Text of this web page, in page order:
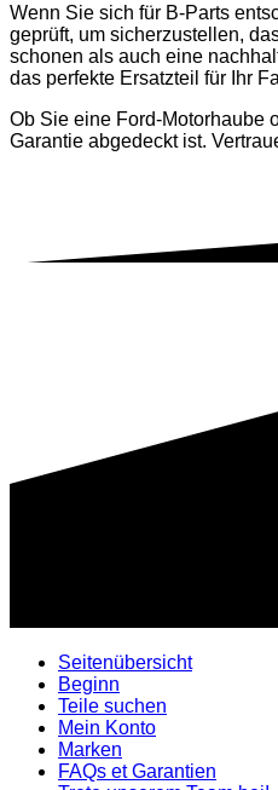
Wenn Sie sich für B-Parts
geprüft, um sicherzustellen,
schonen als auch eine
das perfekte Ersatzteil für Ihr
Ob Sie eine Ford-Motorhaube
Garantie abgedeckt ist.
Seitenübersicht
Beginn
Teile suchen
Mein Konto
Marken
FAQs et Garantien